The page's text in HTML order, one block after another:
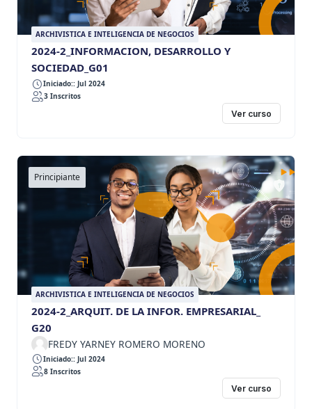
ARCHIVISTICA E INTELIGENCIA DE NEGOCIOS
2024-2_INFORMACION, DESARROLLO Y
SOCIEDAD_G01
Iniciado:: Jul 2024
3 Inscritos
Ver curso
Principiante
ARCHIVISTICA E INTELIGENCIA DE NEGOCIOS
2024-2_ARQUIT. DE LA INFOR. EMPRESARIAL_
G20
FREDY YARNEY ROMERO MORENO
Iniciado:: Jul 2024
8 Inscritos
Ver curso